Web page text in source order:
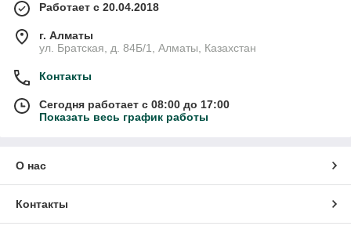
Работает с 20.04.2018
г. Алматы
ул. Братская, д. 84Б/1, Алматы, Казахстан
Контакты
Сегодня работает с 08:00 до 17:00
Показать весь график работы
О нас
Контакты